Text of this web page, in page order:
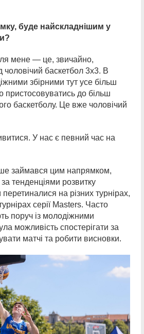
буде найскладнішим у
мене — це, звичайно,
чоловічий баскетбол 3х3. В
збірними тут усе більш
пристосовуватись до більш
баскетболу. Це вже чоловічий
У нас є певний час на
займався цим напрямком,
за тенденціями розвитку
на різних турнірах,
серії Masters. Часто
поруч із молодіжними
можливість спостерігати за
матчі та робити висновки.